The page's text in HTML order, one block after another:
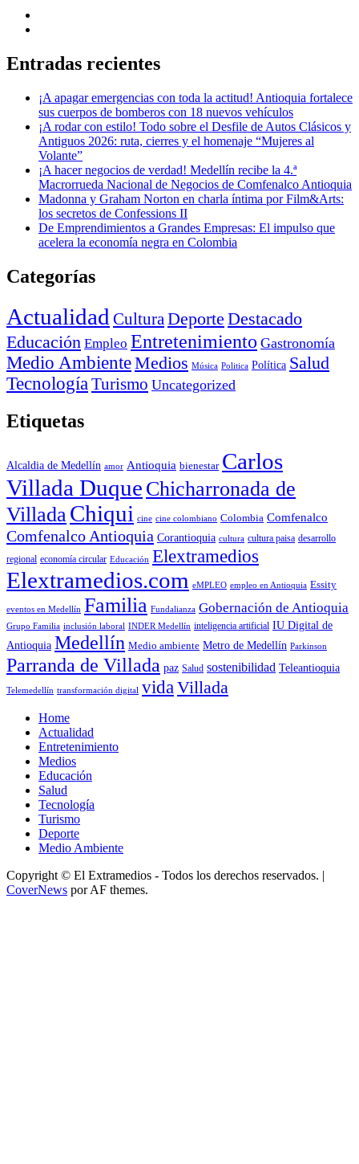
Entradas recientes
¡A apagar emergencias con toda la actitud! Antioquia fortalece
sus cuerpos de bomberos con 18 nuevos vehículos
¡A rodar con estilo! Todo sobre el Desfile de Autos Clásicos y
Antiguos 2026: ruta, cierres y el homenaje “Mujeres al
Volante”
¡A hacer negocios de verdad! Medellín recibe la 4.ª
Macrorrueda Nacional de Negocios de Comfenalco Antioquia
Madonna y Graham Norton en charla íntima por Film&Arts:
los secretos de Confessions II
De Emprendimientos a Grandes Empresas: El impulso que
acelera la economía negra en Colombia
Categorías
Actualidad Cultura Deporte Destacado
Educación Empleo Entretenimiento Gastronomía
Medio AmbienteMedios Música Politica Política Salud
Tecnología Turismo Uncategorized
Etiquetas
Alcaldia de Medellín amor Antioquia bienestar Carlos
Villada Duque Chicharronada de
Villada Chiqui cine cine colombiano Colombia Comfenalco
Comfenalco Antioquia Corantioquia cultura cultura paisa desarrollo
regional economía circular Educación Elextramedios
Elextramedios.com eMPLEO empleo en Antioquia Essity
eventos en Medellín Familia Fundalianza Gobernación de Antioquia
Grupo Familia inclusión laboral INDER Medellín inteligencia artificial IU Digital de
Antioquia Medellín Medio ambiente Metro de Medellín Parkinson
Parranda de Villada paz Salud sostenibilidad Teleantioquia
Telemedellín transformación digital vida Villada
Home
Actualidad
Entretenimiento
Medios
Educación
Salud
Tecnología
Turismo
Deporte
Medio Ambiente
Copyright © El Extramedios - Todos los derechos reservados. |
CoverNews por AF themes.